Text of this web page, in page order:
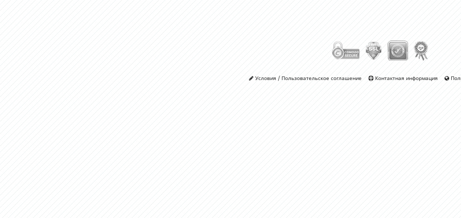
Условия / Пользовательское соглашение Контактная информация